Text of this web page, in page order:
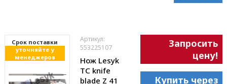
Cрок поставки
уточняйте у
менеджеров
Артикул:
553225107
Нож Lesyk
TC knife
blade Z 41
Запросить
цену!
Купить через